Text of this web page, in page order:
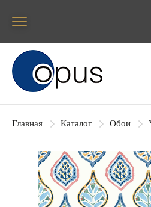
Блок поиска
Главная Каталог Обои